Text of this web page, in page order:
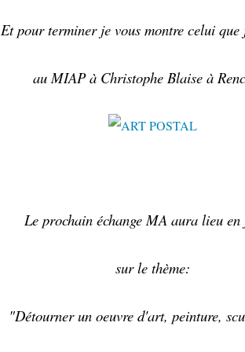
Et pour terminer je vous montre celui que
au MIAP à Christophe Blaise à
Le prochain échange MA aura lieu
sur le thème:
"Détourner un oeuvre d'art, peinture,